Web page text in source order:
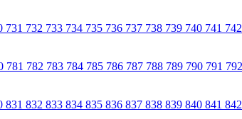
731 732 733 734 735 736 737 738 739 740 741 742
781 782 783 784 785 786 787 788 789 790 791 792
831 832 833 834 835 836 837 838 839 840 841 842